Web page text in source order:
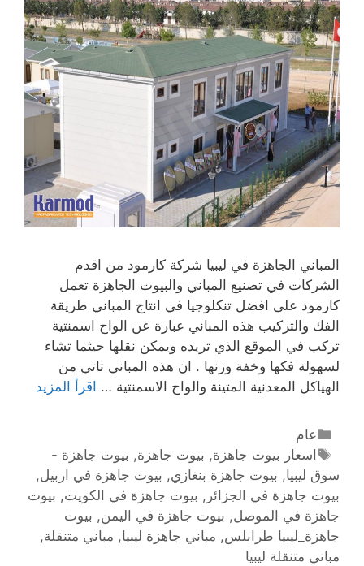
المباني الجاهزة في ليبيا شركة كارمود من اقدم
الشركات في تصنيع المباني والبيوت الجاهزة تعمل
كارمود على افضل تنكلوجيا في انتاج المباني طريقة
الفك والتركيب هذه المباني عبارة عن الواح اسمنتية
تركب في الموقع الذي تريده ويمكن نقلها حيثما تشاء
لسهولة فكها وخفة وزنها . ان هذه المباني تاتي من
الهياكل المعدنية المتينة والواح الاسمنتية … اقرأ المزيد
عام
اسعار بيوت جاهزة, بيوت جاهزة, بيوت جاهزة -
سوق ليبيا, بيوت جاهزة بنغازي, بيوت جاهزة في اربيل ,
بيوت جاهزة في الجزائر, بيوت جاهزة في الكويت, بيوت
جاهزة في الموصل , بيوت جاهزة في اليمن, بيوت
جاهزة_ليبيا طرابلس , مباني جاهزة ليبيا, مباني متنقلة,
مباني متنقلة ليبيا